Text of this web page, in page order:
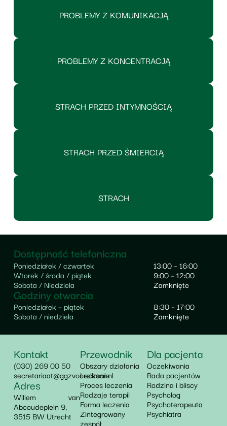
PROBLEMY Z KOMUNIKACJĄ
PROBLEMY Z KONCENTRACJĄ
STRACH PRZED INTYMNOŚCIĄ
STRACH PRZED ŚMIERCIĄ
STRACH
Dostępność telefoniczna
Poniedziałek / czwartek
Wtorek / środa / piątek
Sobota / Niedziela
13:00 – 16:00
9:00 – 12:00
Zamknięte
Godziny otwarcia
Poniedziałek – piątek
Sobota / niedziela
8:30 – 17:00
Zamknięte
Kontakt
(030) 269 00 50
secretariaat@ggzvoorelkaar.nl
Adres
Willem van
Abcoudeplein 9,
3515 BW Utrecht
Przewodnik
Obszary działania
Leczenie
Proces leczenia
Rodzaje terapii
Forma leczenia
Zintegrowany
zespół
Dla pacjenta
Oczekiwania
Rada pacjentów
Rodzina i bliscy
Psycholog
Psychoterapeuta
Psychiatra